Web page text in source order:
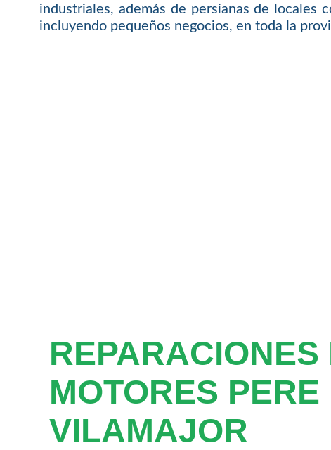
industriales, además de persianas de locales
incluyendo pequeños negocios, en toda la
REPARACIONES
MOTORES PERE
VILAMAJOR